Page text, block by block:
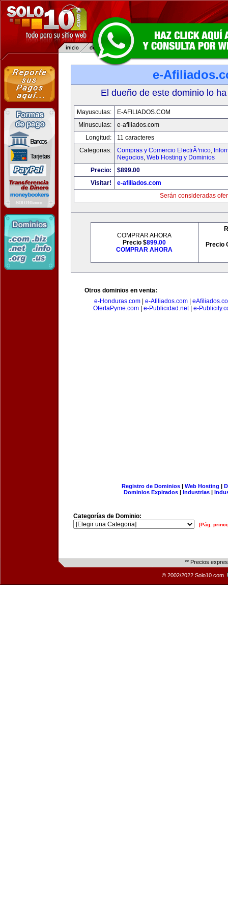
e-
El dueño de este dominio lo
Mayusculas:
E-AFILIADOS.COM
Minusculas:
e-afiliados.com
Longitud:
11 caracteres
Categorias:
Compras y Comercio ElectrÃ³nico,
Negocios, Web Hosting y Dominios
Precio:
$899.00
Visitar!
e-afiliados.com
Serán consideradas
COMPRAR AHORA
Precio $899.00
COMPRAR AHORA
Precio
Otros dominios en venta:
e-Honduras.com| e-Afiliados.com|
OfertaPyme.com| e-Publicidad.net| e-
Registro de Dominios| Web Hosting |
Dominios Expirados | Industrias |
Categorías de Dominio:
[Pág.
** Precios
© 2002/2022 Solo10.com